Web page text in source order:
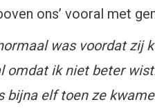
ons’ vooral met
was voordat zij
omdat ik niet beter
bijna elf toen ze